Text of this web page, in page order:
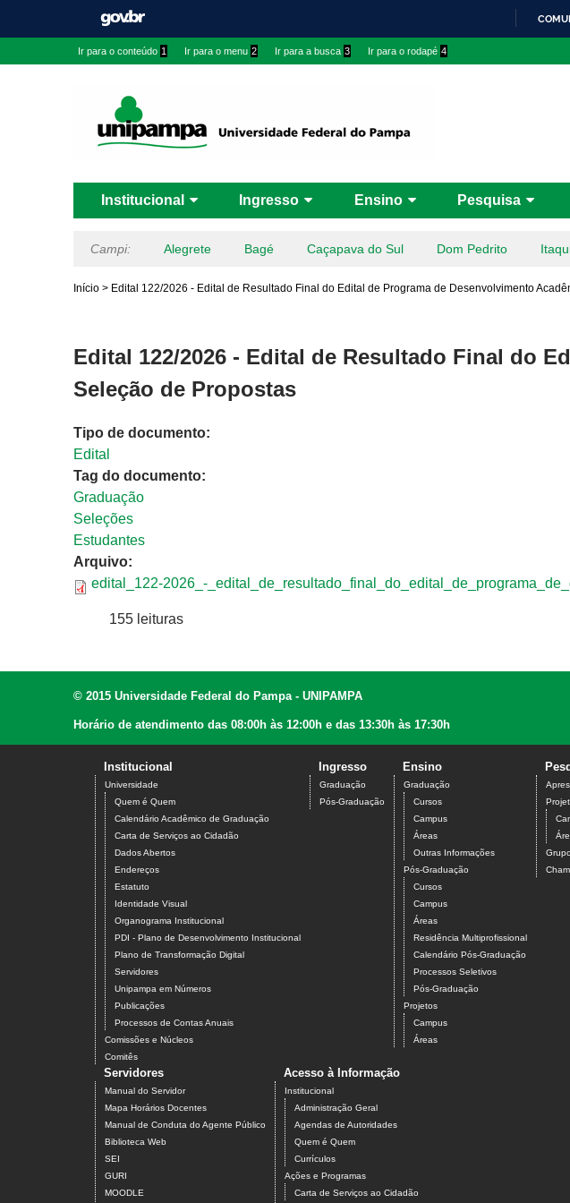
Ir para o conteúdo 1 Ir para o menu 2 Ir para a busca 3 Ir para o rodapé 4
Institucional Ingresso Ensino Pesquisa
Campi: Alegrete Bagé Caçapava do Sul Dom Pedrito
Início > Edital 122/2026 - Edital de Resultado Final do Edital de Programa de Desenvolvimento
Edital 122/2026 - Edital de Resultado Final do
Seleção de Propostas
Tipo de documento:
Edital
Tag do documento:
Graduação
Seleções
Estudantes
Arquivo:
edital_122-2026_-
155 leituras
© 2015 Universidade Federal do Pampa - UNIPAMPA
Horário de atendimento das 08:00h às 12:00h e das 13:30h às 17:30h
Institucional
Universidade
Quem é Quem
Calendário Acadêmico de Graduação
Carta de Serviços ao Cidadão
Dados Abertos
Endereços
Estatuto
Identidade Visual
Organograma Institucional
PDI - Plano de Desenvolvimento Institucional
Plano de Transformação Digital
Servidores
Unipampa em Números
Publicações
Processos de Contas Anuais
Comissões e Núcleos
Comitês
Ingresso
Graduação
Pós-Graduação
Ensino
Graduação
Cursos
Campus
Áreas
Outras Informações
Pós-Graduação
Cursos
Campus
Áreas
Residência Multiprofissional
Calendário Pós-Graduação
Processos Seletivos
Pós-Graduação
Projetos
Campus
Áreas
Servidores
Manual do Servidor
Mapa Horários Docentes
Manual de Conduta do Agente Público
Biblioteca Web
SEI
GURI
MOODLE
Acesso à Informação
Institucional
Administração Geral
Agendas de Autoridades
Quem é Quem
Currículos
Ações e Programas
Carta de Serviços ao Cidadão